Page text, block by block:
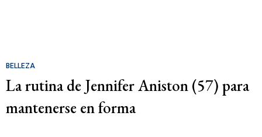
BELLEZA
La rutina de Jennifer Aniston (57) para
mantenerse en forma